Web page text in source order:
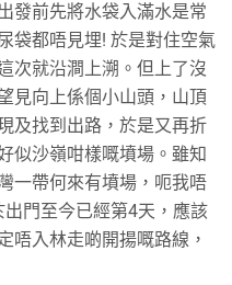
發前先將水袋入滿水是常
袋都唔見埋! 於是對住空氣
次就沿澗上溯。但上了沒
見向上係個小山頭，山頂
及找到出路，於是又再折
似沙嶺咁樣嘅墳場。雖知
一帶何來有墳場，呃我唔
門至今已經第4天，應該
唔入林走啲開揚嘅路線，